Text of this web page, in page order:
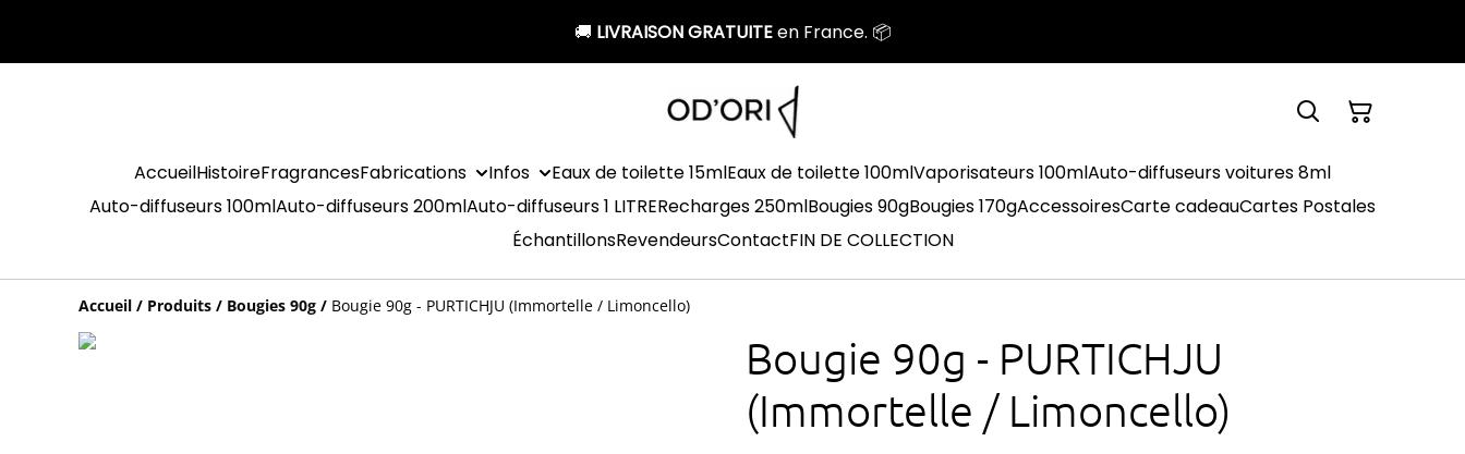
🚚 LIVRAISON GRATUITEen France. 📦
AccueilHistoireFragrancesFabrications Infos Eaux de toilette 15mlEaux de toilette 100mlVaporisateurs 100mlAuto-diffuseurs voitures 8ml
Auto-diffuseurs 100mlAuto-diffuseurs 200mlAuto-diffuseurs 1 LITRERecharges 250mlBougies 90gBougies 170gAccessoiresCarte cadeauCartes Postales
ÉchantillonsRevendeursContactFIN DE COLLECTION
Accueil / Produits / Bougies 90g / Bougie 90g - PURTICHJU (Immortelle / Limoncello)
Bougie 90g - PURTICHJU
(Immortelle / Limoncello)